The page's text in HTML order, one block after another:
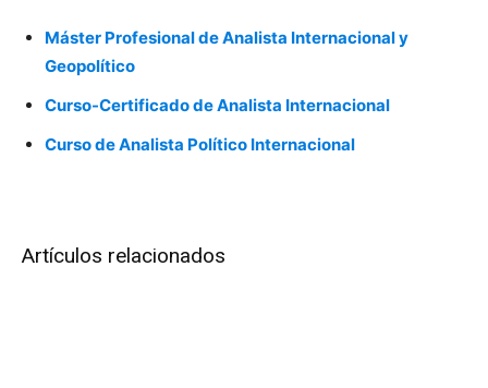
Máster Profesional de Analista Internacional y
Geopolítico
Curso-Certificado de Analista Internacional
Curso de Analista Político Internacional
Artículos relacionados